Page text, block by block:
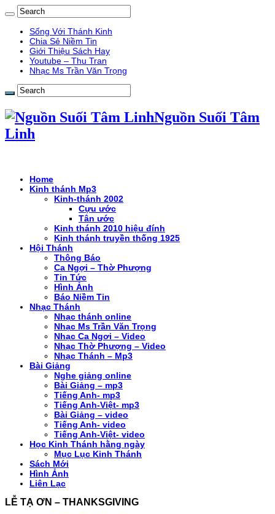
Sống Với Thánh Kinh
Chia Sẻ Niềm Tin
Giới Thiệu Sách Hay
Youtube – Thu Tran
Nhạc Ms Trần Văn Trọng
Nguồn Suối Tâm
Linh
Home
Kinh thánh Mp3
Kinh-thánh 2002
Cựu ước
Tân ước
Kinh thánh 2010 hiệu đính
Kinh thánh truyền thống 1925
Hội Thánh
Thông Báo
Ca Ngợi – Thờ Phượng
Tin Tức
Hình Ảnh
Báo Niềm Tin
Nhạc Thánh
Nhạc thánh online
Nhạc Ms Trần Văn Trọng
Nhạc Ca Ngơi – Video
Nhạc Thờ Phượng – Video
Nhạc Thánh – Mp3
Bài Giảng
Nghe giảng online
Bài Giảng – mp3
Tiếng Anh- mp3
Tiếng Anh-Việt- mp3
Bài Giảng – video
Tiếng Anh- video
Tiếng Anh-Việt- video
Học Kinh Thánh hằng ngày
Mục Lục Kinh Thánh
Sách Mới
Hình Ảnh
Liên Lạc
LỄ TẠ ƠN – THANKSGIVING